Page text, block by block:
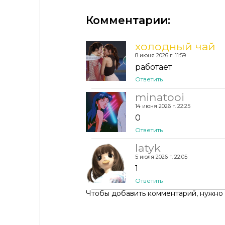
Комментарии:
холодный чай
8 июня 2026 г. 11:59
работает
Ответить
minatooi
14 июня 2026 г. 22:25
0
Ответить
latyk
5 июля 2026 г. 22:05
1
Ответить
Чтобы добавить комментарий, нужно